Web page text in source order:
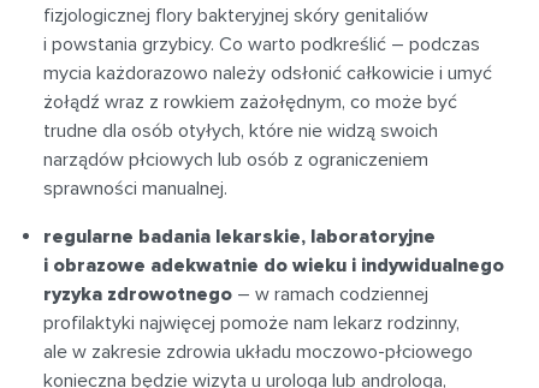
fizjologicznej flory bakteryjnej skóry genitaliów
i powstania grzybicy. Co warto podkreślić – podczas
mycia każdorazowo należy odsłonić całkowicie i umyć
żołądź wraz z rowkiem zażołędnym, co może być
trudne dla osób otyłych, które nie widzą swoich
narządów płciowych lub osób z ograniczeniem
sprawności manualnej.
regularne badania lekarskie, laboratoryjne
i obrazowe adekwatnie do wieku i indywidualnego
ryzyka zdrowotnego – w ramach codziennej
profilaktyki najwięcej pomoże nam lekarz rodzinny,
ale w zakresie zdrowia układu moczowo-płciowego
konieczna będzie wizyta u urologa lub androloga,